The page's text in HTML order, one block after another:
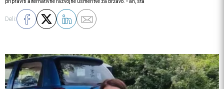
pripraviti alternativne razvojne usmeritve za državo. • an, sta
Deli: